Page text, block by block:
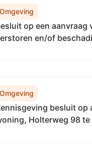
Omgeving
op een
en/of
Omgeving
besluit op
Holterweg 98 te